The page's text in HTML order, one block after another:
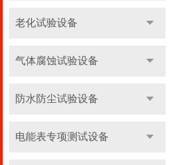
老化试验设备
气体腐蚀试验设备
防水防尘试验设备
电能表专项测试设备